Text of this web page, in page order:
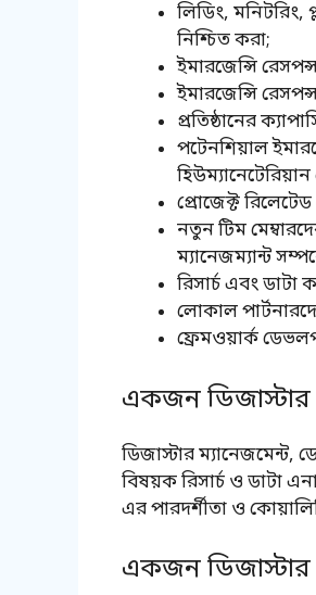
লিডিং, মনিটরিং,
নিশ্চিত করা;
ইমারজেন্সি
ইমারজেন্সি
প্রতিষ্ঠানের
পটেনশিয়াল
প্রোজেক্ট
নতুন টিম
ম্যানেজম্যান্ট
রিসার্চ এবং
লোকাল
ফ্রেমওয়ার্ক
একজন ডিজাস্টার
ডিজাস্টার ম্যানেজমেন্ট,
বিষয়ক রিসার্চ ও ডাটা
এর পারদর্শীতা ও
একজন ডিজাস্টার